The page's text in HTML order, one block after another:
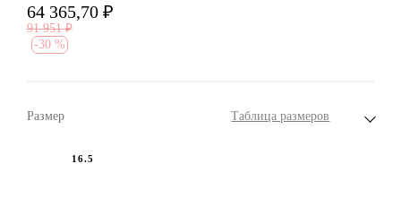
64 365,70 ₽
91 951 ₽
-30 %
Размер Таблица размеров
16.5